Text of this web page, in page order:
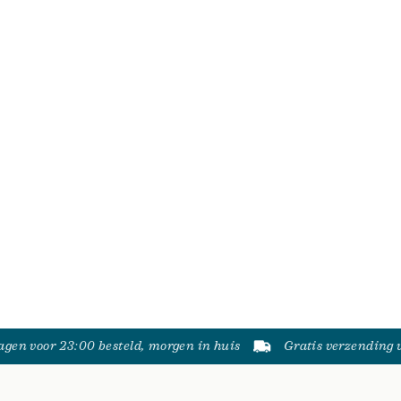
voor 23:00 besteld, morgen in huis Gratis verzending